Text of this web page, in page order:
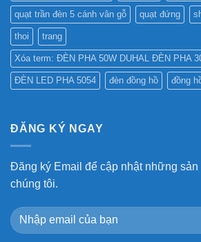
quạt trần đèn 5 cánh vân gỗ quạt đứng
thoi trang
Xóa term: ĐÈN PHA 50W DUHAL ĐÈN PHA
ĐÈN LED PHA 5054 đèn đồng hồ đồng
ĐĂNG KÝ NGAY
Đăng ký Email để cập nhật những
chúng tôi.